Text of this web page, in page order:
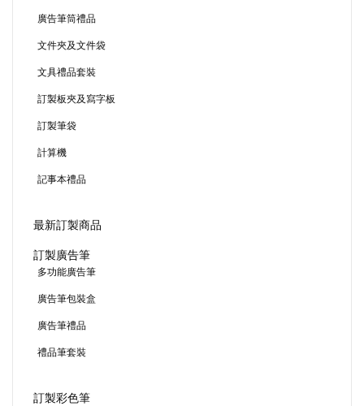
廣告筆筒禮品
文件夾及文件袋
文具禮品套裝
訂製板夾及寫字板
訂製筆袋
計算機
記事本禮品
最新訂製商品
訂製廣告筆
多功能廣告筆
廣告筆包裝盒
廣告筆禮品
禮品筆套裝
訂製彩色筆